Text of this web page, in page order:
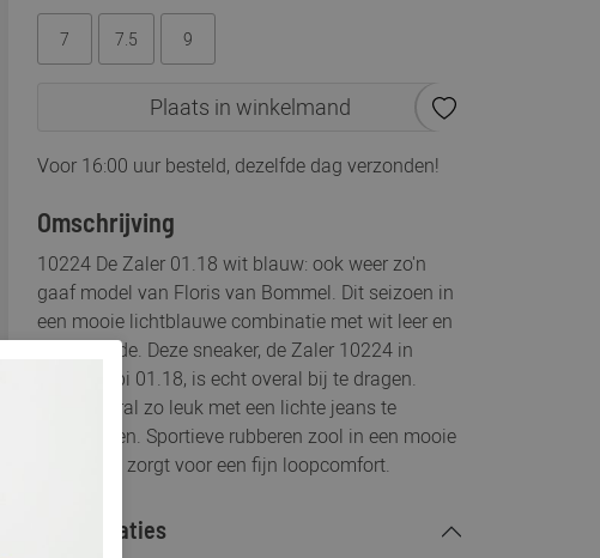
7 7.5 9
Plaats in winkelmand
Voor 16:00 uur besteld, dezelfde dag verzonden!
Omschrijving
10224 De Zaler 01.18 wit blauw: ook weer zo'n
gaaf model van Floris van Bommel. Dit seizoen in
een mooie lichtblauwe combinatie met wit leer en
beige suede. Deze sneaker, de Zaler 10224 in
kleurcombi 01.18, is echt overal bij te dragen.
Maar vooral zo leuk met een lichte jeans te
combineren. Sportieve rubberen zool in een mooie
bruine tint zorgt voor een fijn loopcomfort.
Specificaties